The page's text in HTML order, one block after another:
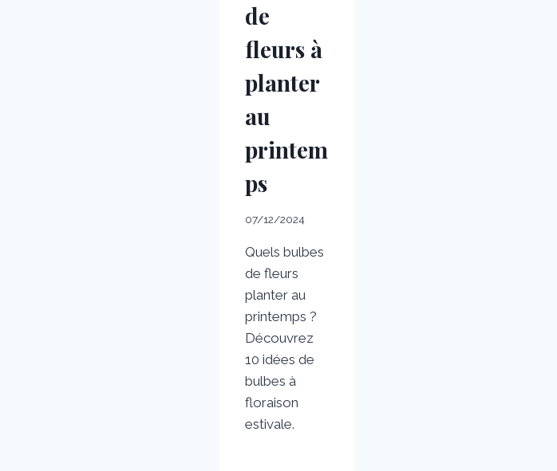
de
fleurs à
planter
au
printem
ps
07/12/2024
Quels bulbes
de fleurs
planter au
printemps ?
Découvrez
10 idées de
bulbes à
floraison
estivale.